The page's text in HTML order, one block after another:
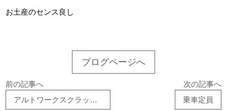
お土産のセンス良し
ブログページへ
前の記事へ
アルトワークスクラッチ交換
次の記事へ
乗車定員